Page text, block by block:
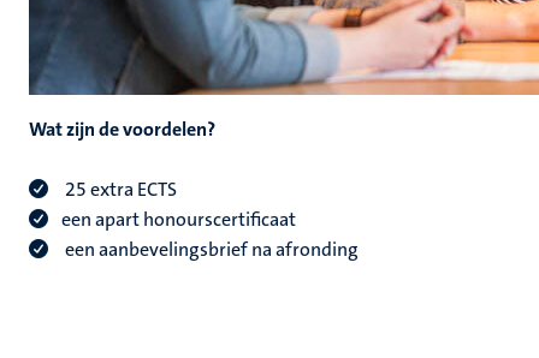
Wat zijn de voordelen?
25 extra ECTS
een apart honourscertificaat
een aanbevelingsbrief na afronding